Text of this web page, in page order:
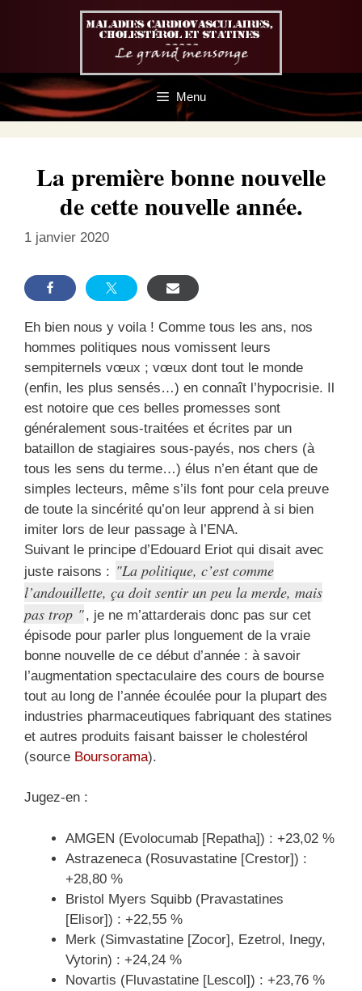
Menu
La première bonne nouvelle
de cette nouvelle année.
1 janvier 2020
Eh bien nous y voila ! Comme tous les ans, nos
hommes politiques nous vomissent leurs
sempiternels vœux ; vœux dont tout le monde
(enfin, les plus sensés…) en connaît l’hypocrisie. Il
est notoire que ces belles promesses sont
généralement sous-traitées et écrites par un
bataillon de stagiaires sous-payés, nos chers (à
tous les sens du terme…) élus n’en étant que de
simples lecteurs, même s’ils font pour cela preuve
de toute la sincérité qu’on leur apprend à si bien
imiter lors de leur passage à l’ENA.
Suivant le principe d’Edouard Eriot qui disait avec
juste raisons :
La politique, c’est comme
l’andouillette, ça doit sentir un peu la merde, mais
pas trop
, je ne m’attarderais donc pas sur cet
épisode pour parler plus longuement de la vraie
bonne nouvelle de ce début d’année : à savoir
l’augmentation spectaculaire des cours de bourse
tout au long de l’année écoulée pour la plupart des
industries pharmaceutiques fabriquant des statines
et autres produits faisant baisser le cholestérol
(source Boursorama).
Jugez-en :
AMGEN (Evolocumab [Repatha]) : +23,02 %
Astrazeneca (Rosuvastatine [Crestor]) :
+28,80 %
Bristol Myers Squibb (Pravastatines
[Elisor]) : +22,55 %
Merk (Simvastatine [Zocor], Ezetrol, Inegy,
Vytorin) : +24,24 %
Novartis (Fluvastatine [Lescol]) : +23,76 %